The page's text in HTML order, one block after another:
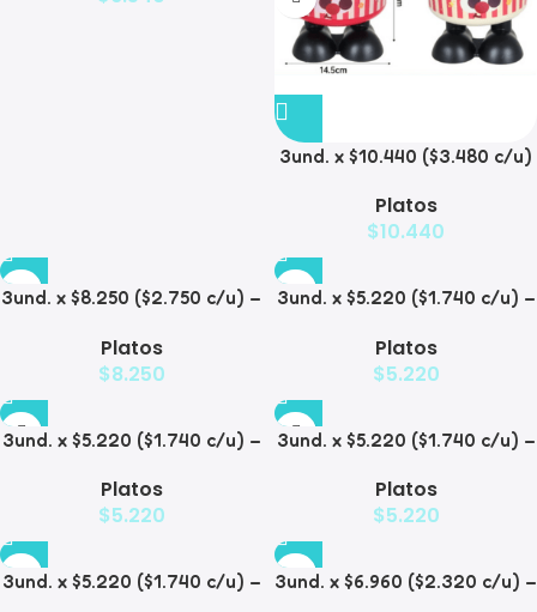
3und. x $10.440 ($3.480 c/u)
Mascotas con Bowl de Acero
Platos
$10.440
3und. x $8.250 ($2.750 c/u) –
Mascotas con Diseño de
Gatos
Platos
$8.250
3und. x $5.220 ($1.740 c/u) –
Mascotas Texturizado
Platos
$5.220
3und. x $5.220 ($1.740 c/u) –
Mascotas Diseño Pastel
Platos
$5.220
3und. x $5.220 ($1.740 c/u) –
Mascotas con Diseños
Estampados
Platos
$5.220
3und. x $5.220 ($1.740 c/u) –
3und. x $6.960 ($2.320 c/u) –